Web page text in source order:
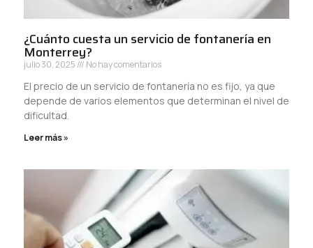
¿Cuánto cuesta un servicio de fontanería en
Monterrey?
julio 30, 2025 No hay comentarios
El precio de un servicio de fontanería no es fijo, ya que
depende de varios elementos que determinan el nivel de
dificultad.
Leer más »